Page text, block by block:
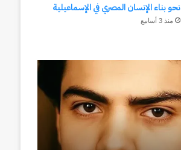
نحو بناء الإنسان المصري في الإسماعيلية
منذ 3 أسابيع